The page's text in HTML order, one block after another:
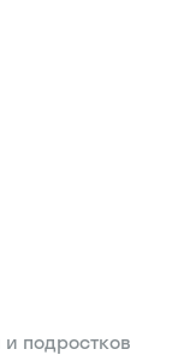
подростков